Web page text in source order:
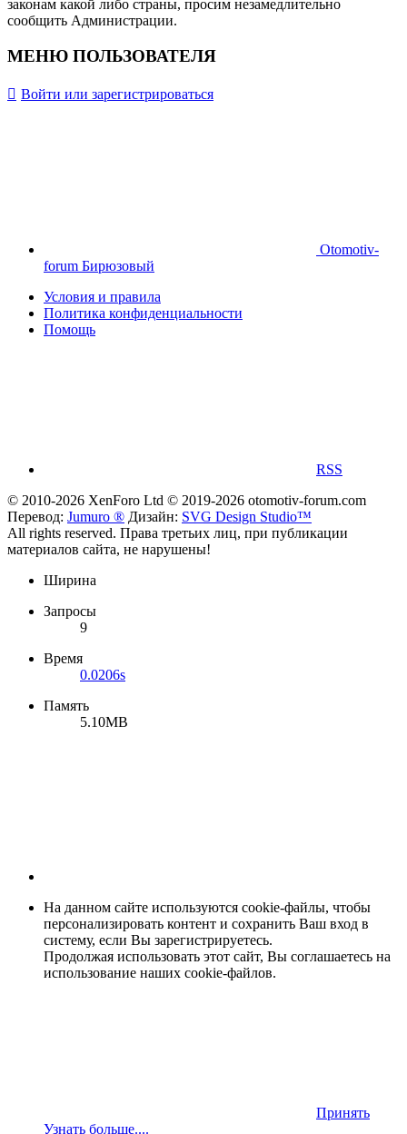
законам какой либо страны, просим незамедлительно
сообщить Администрации.
МЕНЮ ПОЛЬЗОВАТЕЛЯ
Войти или зарегистрироваться
Otomotiv-
forum Бирюзовый
Условия и правила
Политика конфиденциальности
Помощь
RSS
© 2010-2026 XenForo Ltd © 2019-2026 otomotiv-forum.com
Перевод: Jumuro ® Дизайн: SVG Design Studio™
All rights reserved. Права третьих лиц, при публикации
материалов сайта, не нарушены!
Ширина
Запросы
9
Время
0.0206s
Память
5.10MB
На данном сайте используются cookie-файлы, чтобы
персонализировать контент и сохранить Ваш вход в
систему, если Вы зарегистрируетесь.
Продолжая использовать этот сайт, Вы соглашаетесь на
использование наших cookie-файлов.
Принять
Узнать больше....